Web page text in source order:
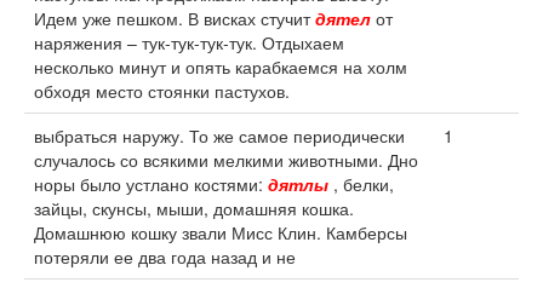
Идем уже пешком. В висках стучитдятел от
наряжения – тук-тук-тук-тук. Отдыхаем
несколько минут и опять карабкаемся на холм
обходя место стоянки пастухов.
выбраться наружу. То же самое периодически
случалось со всякими мелкими животными. Дно
норы было устлано костями: дятлы , белки,
зайцы, скунсы, мыши, домашняя кошка.
Домашнюю кошку звали Мисс Клин. Камберсы
потеряли ее два года назад и не
1